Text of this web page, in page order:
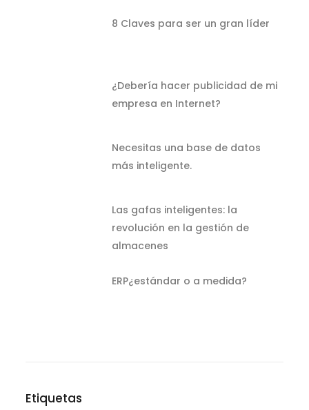
8 Claves para ser un gran líder
¿Debería hacer publicidad de mi
empresa en Internet?
Necesitas una base de datos
más inteligente.
Las gafas inteligentes: la
revolución en la gestión de
almacenes
ERP¿estándar o a medida?
Etiquetas